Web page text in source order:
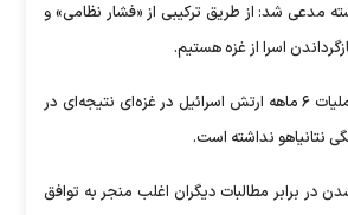
مدعی شد: از طریق ترکیبی از «فشار نظامی» و
اسرا از غزه هستیم.
این درحالی است که عملیات ۶ ماهه ارتش اسرائیل در غزه‌ای نتیجه‌ای در
نتانیاهو نداشته است.
در برابر مطالبات دیگران اغلب منجر به توافق